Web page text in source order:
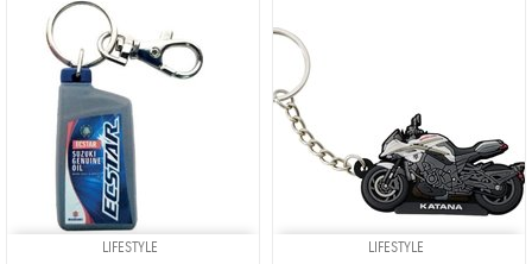
LIFESTYLE LIFESTYLE